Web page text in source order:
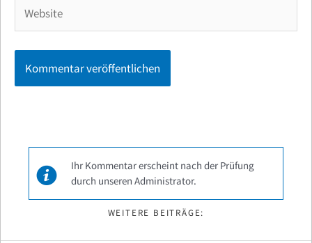
Ihr Kommentar erscheint nach der Prüfung
durch unseren Administrator.
WEITERE BEITRÄGE: